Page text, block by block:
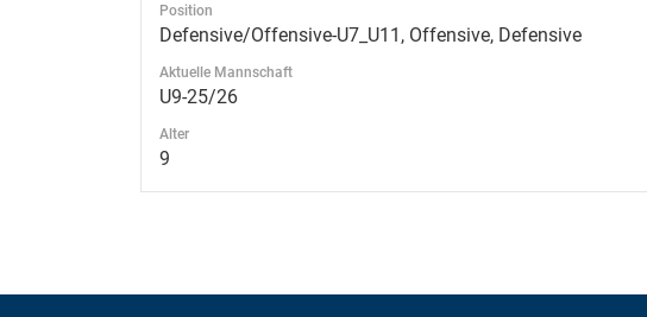
Position
Defensive/Offensive-U7_U11, Offensive, Defensive
Aktuelle Mannschaft
U9-25/26
Alter
9